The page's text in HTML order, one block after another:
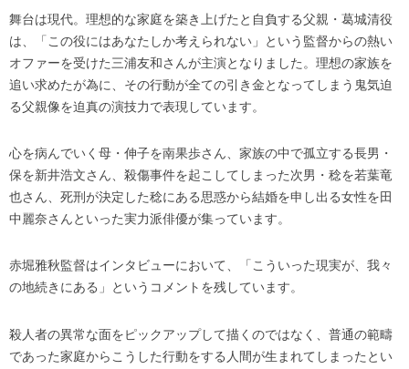
舞台は現代。理想的な家庭を築き上げたと自負する父親・葛城清役
は、「この役にはあなたしか考えられない」という監督からの熱い
オファーを受けた三浦友和さんが主演となりました。理想の家族を
追い求めたが為に、その行動が全ての引き金となってしまう鬼気迫
る父親像を迫真の演技力で表現しています。
心を病んでいく母・伸子を南果歩さん、家族の中で孤立する長男・
保を新井浩文さん、殺傷事件を起こしてしまった次男・稔を若葉竜
也さん、死刑が決定した稔にある思惑から結婚を申し出る女性を田
中麗奈さんといった実力派俳優が集っています。
赤堀雅秋監督はインタビューにおいて、「こういった現実が、我々
の地続きにある」というコメントを残しています。
殺人者の異常な面をピックアップして描くのではなく、普通の範疇
であった家庭からこうした行動をする人間が生まれてしまったとい